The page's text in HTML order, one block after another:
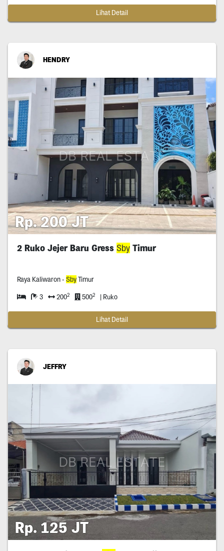
Lihat Detail
HENDRY
Rp. 200 JT
2 Ruko Jejer Baru Gress SbyTimur
Raya Kaliwaron - SbyTimur
3 2002 5002 | Ruko
Lihat Detail
JEFFRY
Rp. 125 JT